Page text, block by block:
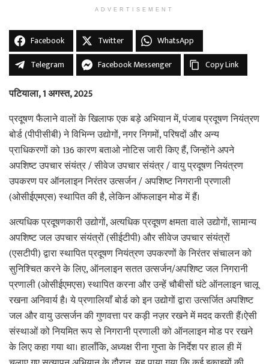
ADVERTISEMENT
Facebook Twitter
WhatsApp
Telegram
Facebook Messenger Copy Link
पटियाला, 1अगस्त, 2025
प्रदूषण फैलाने वालों के खिलाफ एक बड़े अभियान में, पंजाब प्रदूषण नियंत्रण
बोर्ड (पीपीसीबी) ने विभिन्न उद्योगों, नगर निगमों, परिषदों और अन्य
प्राधिकरणों को 136 कारण बताओ नोटिस जारी किए हैं, जिन्होंने अपने
अपशिष्ट उपचार संयंत्र / सीवेज उपचार संयंत्र / वायु प्रदूषण नियंत्रण
उपकरण पर ऑनलाइन निरंतर उत्सर्जन / अपशिष्ट निगरानी प्रणाली
(ओसीईएमएस) स्थापित की है, लेकिन ऑफलाइन मोड में हैं।
अत्यधिक प्रदूषणकारी उद्योगों, अत्यधिक प्रदूषण क्षमता वाले उद्योगों, सामान्य
अपशिष्ट जल उपचार संयंत्रों (सीईटीपी) और सीवेज उपचार संयंत्रों
(एसटीपी) द्वारा स्थापित प्रदूषण नियंत्रण उपकरणों के निरंतर संचालन को
सुनिश्चित करने के लिए, ऑनलाइन सतत उत्सर्जन/अपशिष्ट जल निगरानी
प्रणाली (ओसीईएमएस) स्थापित करना और उन्हें चौबीसों घंटे ऑनलाइन चालू
रखना अनिवार्य है। ये प्रणालियाँ बोर्ड को इन उद्योगों द्वारा उत्सर्जित अपशिष्ट
जल और वायु उत्सर्जन की गुणवत्ता पर कड़ी नज़र रखने में मदद करती हैं।ऐसी
संस्थाओं को नियमित रूप से निगरानी प्रणाली को ऑनलाइन मोड पर रखने
के लिए कहा गया था। हालाँकि, अध्यक्ष रीना गुप्ता के निर्देश पर हाल ही में